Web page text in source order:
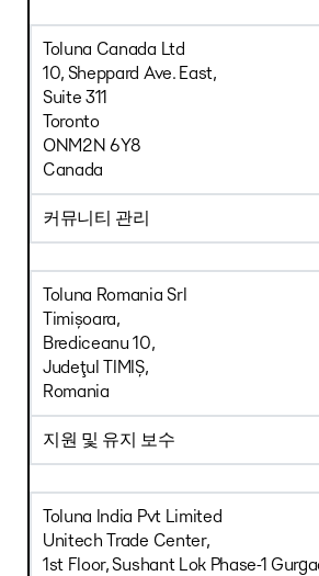
Toluna Canada Ltd
10, Sheppard Ave. East,
Suite 311
Toronto
ONM2N 6Y8
Canada
커뮤니티 관리
Toluna Romania Srl
Timișoara,
Brediceanu 10,
Judeţul TIMIȘ,
Romania
지원 및 유지 보수
Toluna India Pvt Limited
Unitech Trade Center,
1st Floor, Sushant Lok Phase-1